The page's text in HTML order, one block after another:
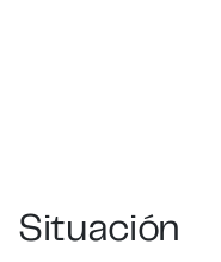
Situación